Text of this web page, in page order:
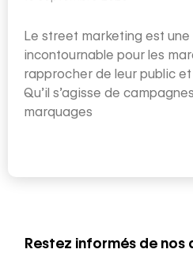
Le street marketing est
incontournable pour les
rapprocher de leur public
Qu’il s’agisse de
marquages
Restez informés de